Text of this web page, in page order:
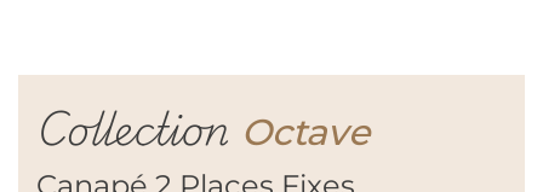
Collection Octave